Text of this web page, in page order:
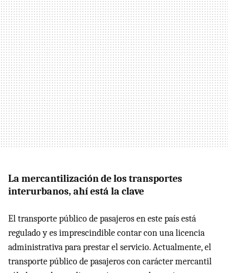
La mercantilización de los transportes
interurbanos, ahí está la clave
El transporte público de pasajeros en este país está
regulado y es imprescindible contar con una licencia
administrativa para prestar el servicio. Actualmente, el
transporte público de pasajeros con carácter mercantil